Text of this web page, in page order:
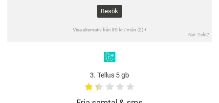
Besök
Visa alternativ från 85 kr / mån (2)
Nät: Tele2
3. Tellus 5 gb